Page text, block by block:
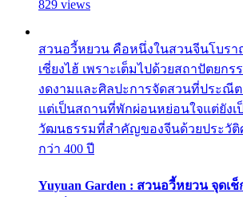
829 views
สวนอวี้หยวน คือหนึ่งในสวนจีนโบร
เซี่ยงไฮ้ เพราะเต็มไปด้วยสถาปัตยก
งดงามและศิลปะการจัดสวนที่ประณี
แต่เป็นสถานที่พักผ่อนหย่อนใจแต่ยังเ
วัฒนธรรมที่สำคัญของจีนด้วยประวัติ
กว่า 400 ปี
Yuyuan Garden : สวนอวี้หยวน จุดเ